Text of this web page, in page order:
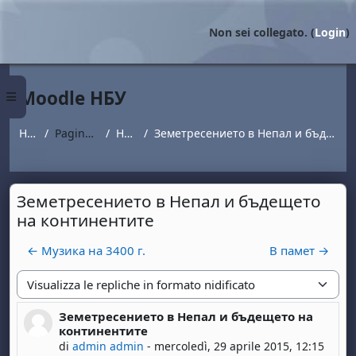
Pannello laterale
Non sei collegato. (Login)
Moodle НБУ
Home Pagine del sito Новини Земетресението в Непал и бъдещето на континентите
Земетресението в Непал и бъдещето
на континентите
← Музика на 3400 г. В памет →
Modalità visualizzazione
Земетресението в Непал и бъдещето на
континентите
di admin admin - mercoledì, 29 aprile 2015, 12:15
Numero di risposte: 0